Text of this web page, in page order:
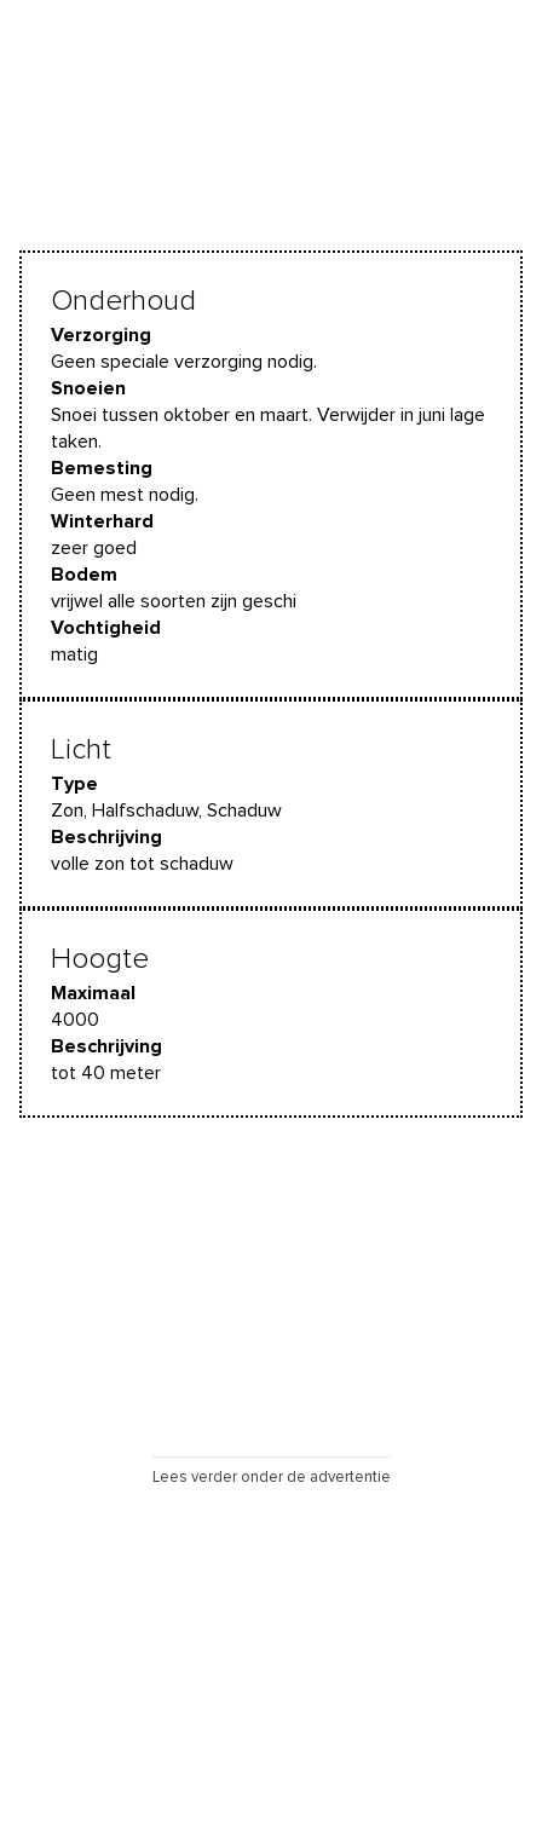
Onderhoud
Verzorging
Geen speciale verzorging nodig.
Snoeien
Snoei tussen oktober en maart. Verwijder in juni lage
taken.
Bemesting
Geen mest nodig.
Winterhard
zeer goed
Bodem
vrijwel alle soorten zijn geschi
Vochtigheid
matig
Licht
Type
Zon, Halfschaduw, Schaduw
Beschrijving
volle zon tot schaduw
Hoogte
Maximaal
4000
Beschrijving
tot 40 meter
Lees verder onder de advertentie